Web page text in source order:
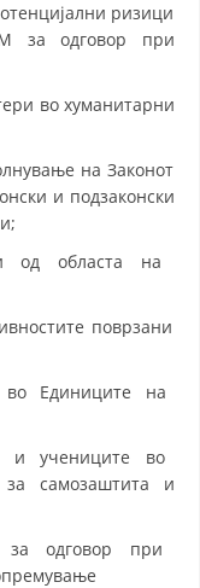
ризици
за одговор при
во хуманитарни
на Законот
и подзаконски
од областа на
поврзани
во Единиците на
и учениците во
самозаштита и
одговор при